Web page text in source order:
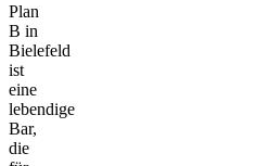
Plan
B in
Bielefeld
ist
eine
lebendige
Bar,
die